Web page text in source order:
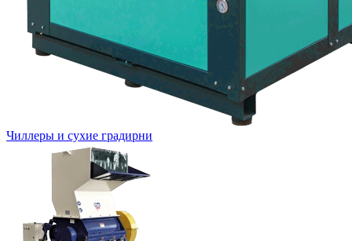
Чиллеры и сухие градирни